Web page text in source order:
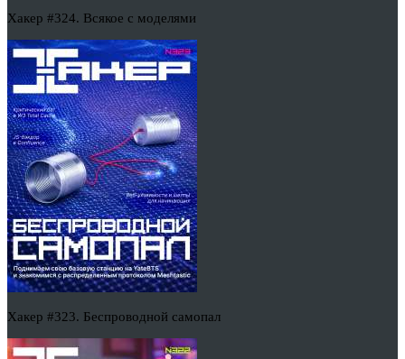
Хакер #324. Всякое с моделями
Хакер #323. Беспроводной самопал